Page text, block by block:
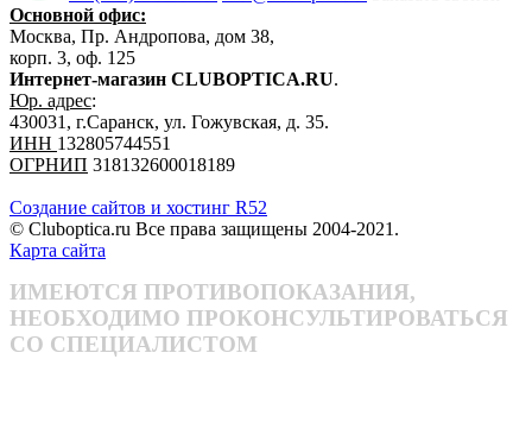
Основной офис:
Москва, Пр. Андропова, дом 38,
корп. 3, оф. 125
Интернет-магазин CLUBOPTICA.RU.
Юр. адрес:
430031, г.Саранск, ул. Гожувская, д. 35.
ИНН 132805744551
ОГРНИП 318132600018189
Создание сайтов и хостинг R52
© Cluboptica.ru Все права защищены 2004-2021.
Карта сайта
ИМЕЮТСЯ ПРОТИВОПОКАЗАНИЯ,
НЕОБХОДИМО ПРОКОНСУЛЬТИРОВАТЬСЯ
СО СПЕЦИАЛИСТОМ